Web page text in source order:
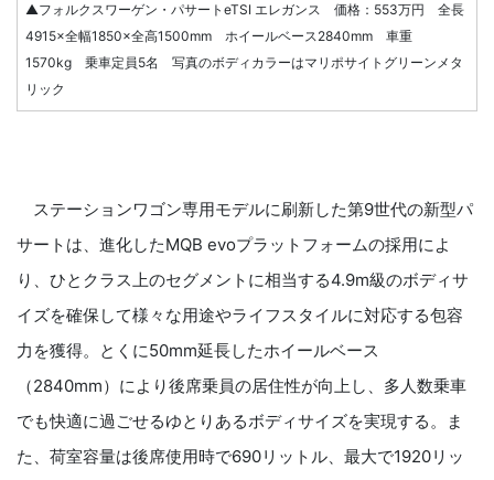
▲フォルクスワーゲン・パサートeTSI エレガンス 価格：553万円 全長
4915×全幅1850×全高1500mm ホイールベース2840mm 車重
1570kg 乗車定員5名 写真のボディカラーはマリポサイトグリーンメタ
リック
ステーションワゴン専用モデルに刷新した第9世代の新型パ
サートは、進化したMQB evoプラットフォームの採用によ
り、ひとクラス上のセグメントに相当する4.9m級のボディサ
イズを確保して様々な用途やライフスタイルに対応する包容
力を獲得。とくに50mm延長したホイールベース
（2840mm）により後席乗員の居住性が向上し、多人数乗車
でも快適に過ごせるゆとりあるボディサイズを実現する。ま
た、荷室容量は後席使用時で690リットル、最大で1920リッ